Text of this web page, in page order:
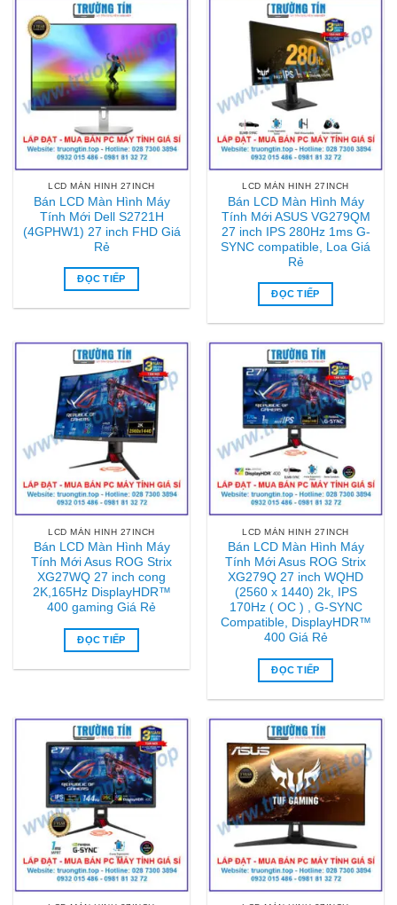
LCD MÀN HINH 27INCH
Bán LCD Màn Hình Máy
Tính Mới Dell S2721H
(4GPHW1) 27 inch FHD Giá
Rẻ
ĐỌC TIẾP
LCD MÀN HINH 27INCH
Bán LCD Màn Hình Máy
Tính Mới ASUS VG279QM
27 inch IPS 280Hz 1ms G-
SYNC compatible, Loa Giá
Rẻ
ĐỌC TIẾP
LCD MÀN HINH 27INCH
Bán LCD Màn Hình Máy
Tính Mới Asus ROG Strix
XG27WQ 27 inch cong
2K,165Hz DisplayHDR™
400 gaming Giá Rẻ
ĐỌC TIẾP
LCD MÀN HINH 27INCH
Bán LCD Màn Hình Máy
Tính Mới Asus ROG Strix
XG279Q 27 inch WQHD
(2560 x 1440) 2k, IPS
170Hz ( OC ) , G-SYNC
Compatible, DisplayHDR™
400 Giá Rẻ
ĐỌC TIẾP